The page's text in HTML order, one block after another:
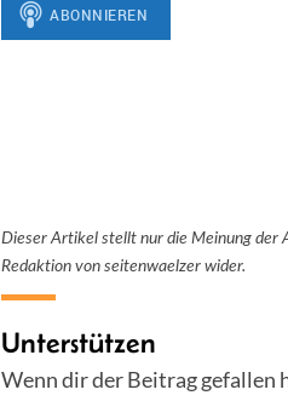
Dieser Artikel stellt nur die Meinung der
Redaktion von seitenwaelzer wider.
Unterstützen
Wenn dir der Beitrag gefallen